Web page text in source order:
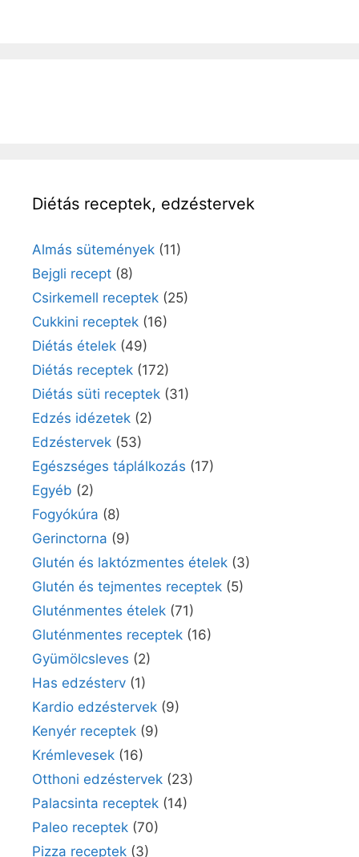
Diétás receptek, edzéstervek
Almás sütemények (11)
Bejgli recept (8)
Csirkemell receptek (25)
Cukkini receptek (16)
Diétás ételek (49)
Diétás receptek (172)
Diétás süti receptek (31)
Edzés idézetek (2)
Edzéstervek (53)
Egészséges táplálkozás (17)
Egyéb (2)
Fogyókúra (8)
Gerinctorna (9)
Glutén és laktózmentes ételek (3)
Glutén és tejmentes receptek (5)
Gluténmentes ételek (71)
Gluténmentes receptek (16)
Gyümölcsleves (2)
Has edzésterv (1)
Kardio edzéstervek (9)
Kenyér receptek (9)
Krémlevesek (16)
Otthoni edzéstervek (23)
Palacsinta receptek (14)
Paleo receptek (70)
Pizza receptek (3)